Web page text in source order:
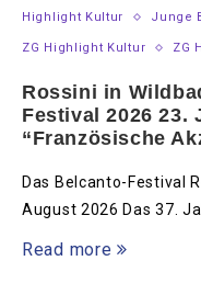
Highlight Kultur Junge
ZG Highlight Kultur ZG
Rossini in
Festival 2026 23.
“Französische
Das Belcanto-Festival
August 2026 Das 37.
Read more